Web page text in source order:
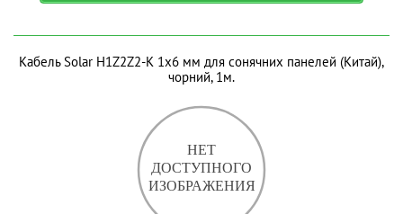
Кабель Solar H1Z2Z2-K 1х6 мм для сонячних панелей (Китай),
чорний, 1м.